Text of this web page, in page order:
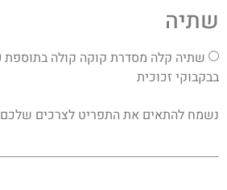
שתיה
בבקבוקי זכוכית
נשמח להתאים את התפריט לצרכים שלכם